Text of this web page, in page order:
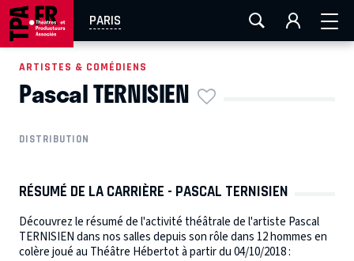
PARIS
AIX-MARSEILLE LA ROCHELLE
EN TOURNÉE
ARTISTES & COMÉDIENS
Pascal TERNISIEN
DISTRIBUTION
RÉSUMÉ DE LA CARRIÈRE - PASCAL TERNISIEN
Découvrez le résumé de l'activité théâtrale de l'artiste Pascal
TERNISIEN dans nos salles depuis son rôle dans 12 hommes en
colère joué au Théâtre Hébertot à partir du 04/10/2018 :